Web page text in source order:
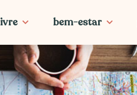
bem-estar